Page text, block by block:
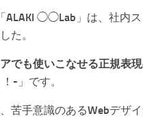
ALAKI ◯◯Lab」は、社内
た。
でも使いこなせる正規表
-」です。
苦手意識のあるWebデザ